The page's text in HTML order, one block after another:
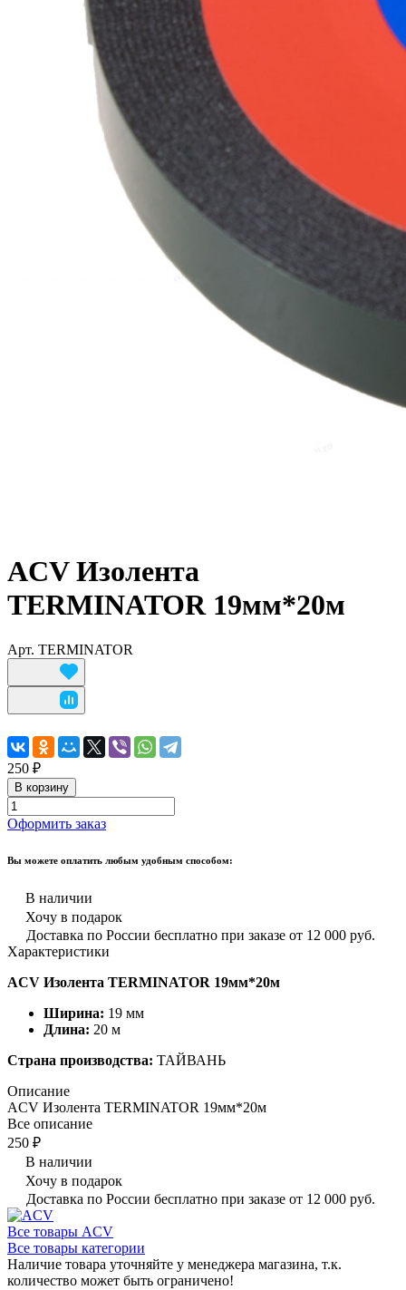
ACV Изолента
TERMINATOR 19мм*20м
Арт. TERMINATOR
250 ₽
В корзину
Оформить заказ
Вы можете оплатить любым удобным способом:
В наличии
Хочу в подарок
Доставка по России бесплатно при заказе от 12 000 руб.
Характеристики
ACV Изолента TERMINATOR 19мм*20м
Ширина: 19 мм
Длина: 20 м
Страна производства: ТАЙВАНЬ
Описание
ACV Изолента TERMINATOR 19мм*20м
Все описание
250 ₽
В наличии
Хочу в подарок
Доставка по России бесплатно при заказе от 12 000 руб.
Все товары ACV
Все товары категории
Наличие товара уточняйте у менеджера магазина, т.к.
количество может быть ограничено!